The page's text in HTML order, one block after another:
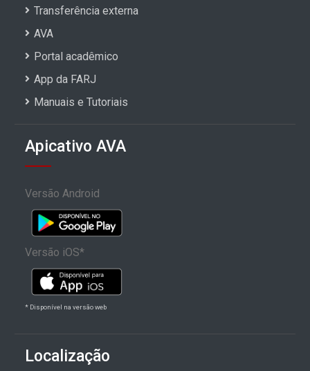
Transferência externa
AVA
Portal acadêmico
App da FARJ
Manuais e Tutoriais
Apicativo AVA
Versão Android
Versão iOS*
* Disponível na versão web
Localização